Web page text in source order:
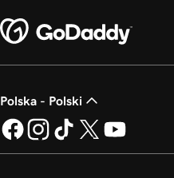
Polska - Polski